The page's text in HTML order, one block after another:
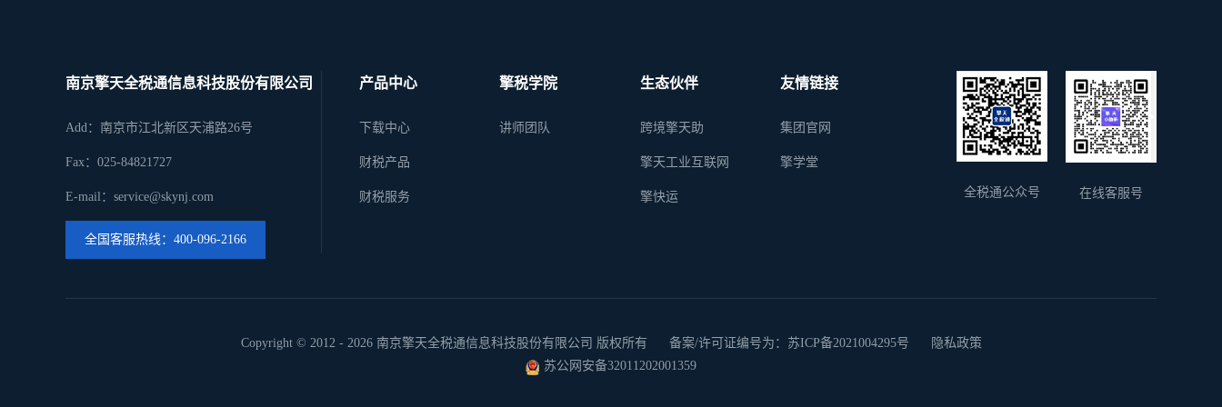
南京擎天全税通信息科技股份有限公司
Add：南京市江北新区天浦路26号
Fax：025-84821727
E-mail：service@skynj.com
全国客服热线：400-096-2166
产品中心
下载中心
财税产品
财税服务
擎税学院
讲师团队
生态伙伴
跨境擎天助
擎天工业互联网
擎快运
友情链接
集团官网
擎学堂
全税通公众号 在线客服号
Copyright © 2012 - 2026 南京擎天全税通信息科技股份有限公司 版权所有 备案/许可证编号为：苏ICP备2021004295号
隐私政策
苏公网安备32011202001359